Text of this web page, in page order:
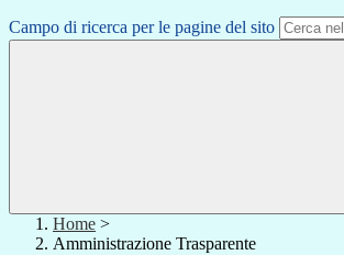
Campo di ricerca per le pagine del sito
Home >
Amministrazione Trasparente